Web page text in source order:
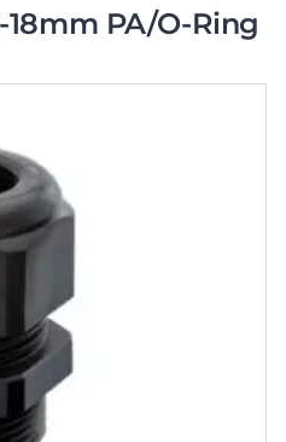
18mm PA/O-Ring